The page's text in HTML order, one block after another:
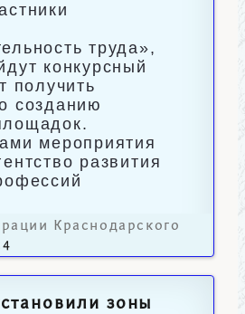
труда»,
конкурсный
получить
созданию
мероприятия
развития
России.
Краснодарского
зоны